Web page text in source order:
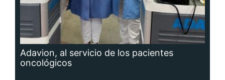
Adavion, al servicio de los pacientes
oncológicos